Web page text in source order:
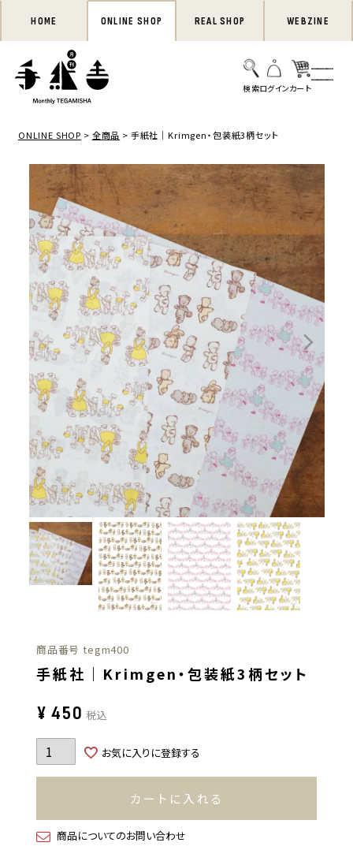
HOME ONLINE SHOP REAL SHOP WEBZINE
ONLINE SHOP 全商品 手紙社｜Krimgen・包装紙3柄セット
商品番号 tegm400
手紙社｜Krimgen・包装紙3柄セット
¥ 450 税込
お気に入りに登録する
カートに入れる
商品についてのお問い合わせ